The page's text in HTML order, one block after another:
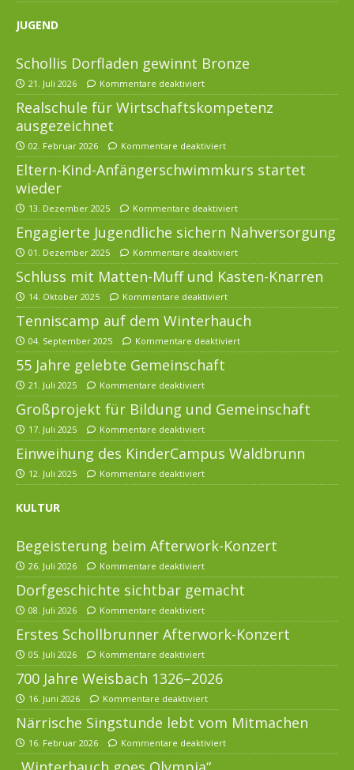
JUGEND
Schollis Dorfladen gewinnt Bronze
21. Juli 2026 Kommentare deaktiviert
Realschule für Wirtschaftskompetenz
ausgezeichnet
02. Februar 2026 Kommentare deaktiviert
Eltern-Kind-Anfängerschwimmkurs startet
wieder
13. Dezember 2025 Kommentare deaktiviert
Engagierte Jugendliche sichern Nahversorgung
01. Dezember 2025 Kommentare deaktiviert
Schluss mit Matten-Muff und Kasten-Knarren
14. Oktober 2025 Kommentare deaktiviert
Tenniscamp auf dem Winterhauch
04. September 2025 Kommentare deaktiviert
55 Jahre gelebte Gemeinschaft
21. Juli 2025 Kommentare deaktiviert
Großprojekt für Bildung und Gemeinschaft
17. Juli 2025 Kommentare deaktiviert
Einweihung des KinderCampus Waldbrunn
12. Juli 2025 Kommentare deaktiviert
KULTUR
Begeisterung beim Afterwork-Konzert
26. Juli 2026 Kommentare deaktiviert
Dorfgeschichte sichtbar gemacht
08. Juli 2026 Kommentare deaktiviert
Erstes Schollbrunner Afterwork-Konzert
05. Juli 2026 Kommentare deaktiviert
700 Jahre Weisbach 1326–2026
16. Juni 2026 Kommentare deaktiviert
Närrische Singstunde lebt vom Mitmachen
16. Februar 2026 Kommentare deaktiviert